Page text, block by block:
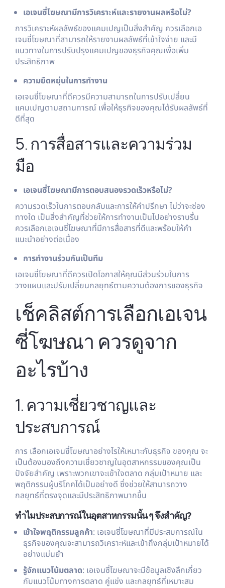
เอเจนซี่โฆษณามีการวิเคราะห์และรายงานผลหรือไม่?
การวิเคราะห์ผลลัพธ์ของแคมเปญเป็นสิ่งสำคัญ ควรเลือกเอ
เจนซี่โฆษณาที่สามารถให้รายงานผลลัพธ์ที่เข้าใจง่าย และมี
แนวทางในการปรับปรุงแคมเปญของธุรกิจคุณเพื่อเพิ่ม
ประสิทธิภาพ
ความยืดหยุ่นในการทำงาน
เอเจนซี่โฆษณาที่ดีควรมีความสามารถในการปรับเปลี่ยน
แคมเปญตามสถานการณ์ เพื่อให้ธุรกิจของคุณได้รับผลลัพธ์ที่
ดีที่สุด
5. การสื่อสารและความร่วม
มือ
เอเจนซี่โฆษณามีการตอบสนองรวดเร็วหรือไม่?
ความรวดเร็วในการตอบกลับและการให้คำปรึกษา ไม่ว่าจะช่อง
ทางใด เป็นสิ่งสำคัญที่ช่วยให้การทำงานเป็นไปอย่างราบรื่น
ควรเลือกเอเจนซี่โฆษณาที่มีการสื่อสารที่ดีและพร้อมให้คำ
แนะนำอย่างต่อเนื่อง
การทำงานร่วมกันเป็นทีม
เอเจนซี่โฆษณาที่ดีควรเปิดโอกาสให้คุณมีส่วนร่วมในการ
วางแผนและปรับเปลี่ยนกลยุทธ์ตามความต้องการของธุรกิจ
เช็คลิสต์การเลือกเอเจน
ซี่โฆษณา ควรดูจาก
อะไรบ้าง
1. ความเชี่ยวชาญและ
ประสบการณ์
การ เลือกเอเจนซี่โฆษณาอย่างไรให้เหมาะกับธุรกิจ ของคุณ จะ
เป็นต้องมองถึงความเชี่ยวชาญในอุตสาหกรรมของคุณเป็น
ปัจจัยสำคัญ เพราะพวกเขาจะเข้าใจตลาด กลุ่มเป้าหมาย และ
พฤติกรรมผู้บริโภคได้เป็นอย่างดี ซึ่งช่วยให้สามารถวาง
กลยุทธ์ที่ตรงจุดและมีประสิทธิภาพมากขึ้น
ทำไมประสบการณ์ในอุตสาหกรรมนั้น ๆ จึงสำคัญ?
เข้าใจพฤติกรรมลูกค้า: เอเจนซี่โฆษณาที่มีประสบการณ์ใน
ธุรกิจของคุณจะสามารถวิเคราะห์และเข้าถึงกลุ่มเป้าหมายได้
อย่างแม่นยำ
รู้จักแนวโน้มตลาด: เอเจนซี่โฆษณาจะมีข้อมูลเชิงลึกเกี่ยว
กับแนวโน้มทางการตลาด คู่แข่ง และกลยุทธ์ที่เหมาะสม